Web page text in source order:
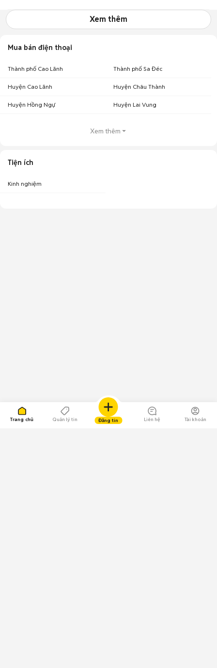
Trang chủ Quản lý tin Đăng tin Liên hệ Tài khoản
Xem thêm
Mua bán điện thoại
Thành phố Cao Lãnh Thành phố Sa Đéc
Huyện Cao Lãnh Huyện Châu Thành
Huyện Hồng Ngự Huyện Lai Vung
Xem thêm
Tiện ích
Kinh nghiệm